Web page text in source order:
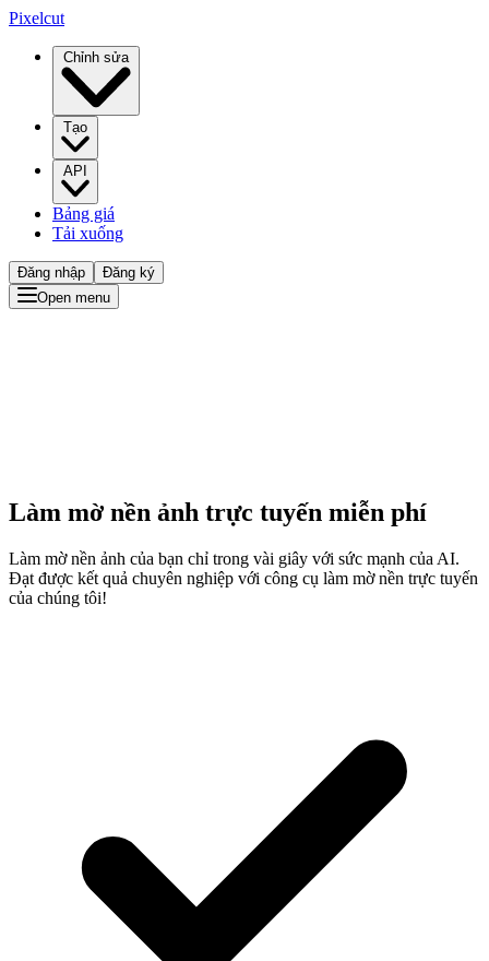
Pixelcut
Chỉnh sửa
Tạo
API
Bảng giá
Tải xuống
Đăng nhập
Đăng ký
Open menu
Làm mờ nền ảnh trực tuyến miễn phí
Làm mờ nền ảnh của bạn chỉ trong vài giây với sức mạnh của AI.
Đạt được kết quả chuyên nghiệp với công cụ làm mờ nền trực tuyến
của chúng tôi!